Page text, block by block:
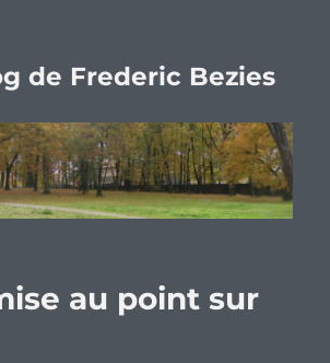
de Frederic Bezies
au point sur